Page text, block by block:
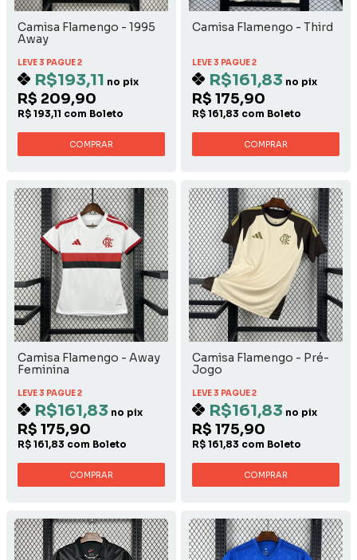
Camisa Flamengo - 1995
Away
LEVE 3 PAGUE 2
R$193,11 no pix
R$ 209,90
R$ 193,11 com Boleto
COMPRAR
Camisa Flamengo - Third
LEVE 3 PAGUE 2
R$161,83 no pix
R$ 175,90
R$ 161,83 com Boleto
COMPRAR
Camisa Flamengo - Away
Feminina
LEVE 3 PAGUE 2
R$161,83 no pix
R$ 175,90
R$ 161,83 com Boleto
COMPRAR
Camisa Flamengo - Pré-
Jogo
LEVE 3 PAGUE 2
R$161,83 no pix
R$ 175,90
R$ 161,83 com Boleto
COMPRAR